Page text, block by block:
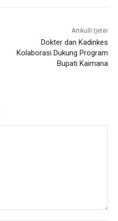
Artikulli tjetër
Dokter dan Kadinkes
Kolaborasi Dukung Program
Bupati Kaimana